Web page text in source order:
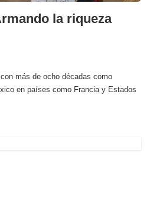
la riqueza
más de ocho décadas como
en países como Francia y Estados